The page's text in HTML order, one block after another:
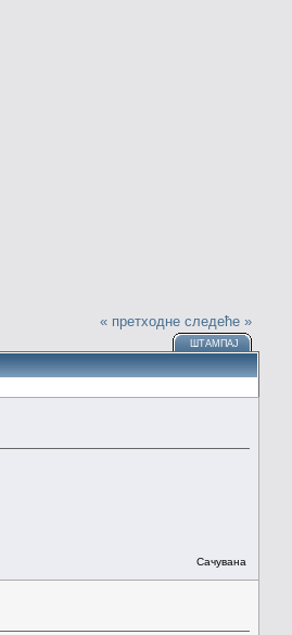
« претходне следеће »
ШТАМПАЈ
Сачувана